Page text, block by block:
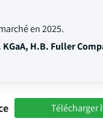
en 2025.
KGaA, H.B. Fuller
Télécharger